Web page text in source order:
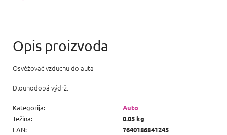
Osvěžovač vzduchu do auta
Dlouhodobá výdrž.
Kategorija:
Auto
Težina:
0.05 kg
EAN:
7640186841245